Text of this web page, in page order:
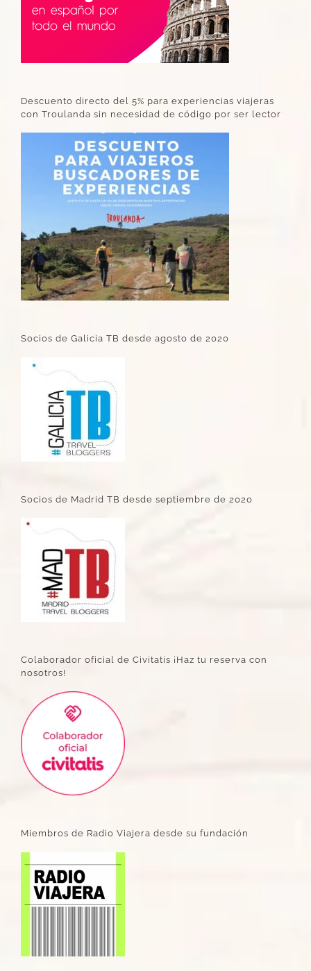
Descuento directo del 5% para experiencias viajeras
con Troulanda sin necesidad de código por ser lector
Socios de Galicia TB desde agosto de 2020
Socios de Madrid TB desde septiembre de 2020
Colaborador oficial de Civitatis ¡Haz tu reserva con
nosotros!
Miembros de Radio Viajera desde su fundación